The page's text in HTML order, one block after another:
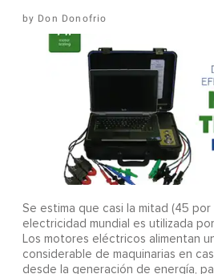
Don Donofrio
Se estima que casi la mitad (45
electricidad mundial es utilizada
Los motores eléctricos alimentan
considerable de maquinarias en
desde la generación de energía,